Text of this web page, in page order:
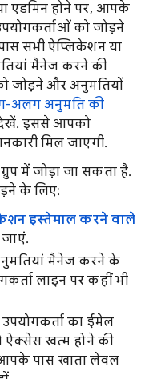
एडमिन होने पर, आपके
को जोड़ने
सभी ऐप्लिकेशन या
मैनेज करने की
जोड़ने और अनुमतियों
अलग अनुमति की
इससे आपको
मिल जाएगी.
में जोड़ा जा सकता है.
के लिए:
इस्तेमाल करने वाले
मैनेज करने के
लाइन पर कहीं भी
का ईमेल
ऐक्सेस खत्म होने की
पास खाता लेवल